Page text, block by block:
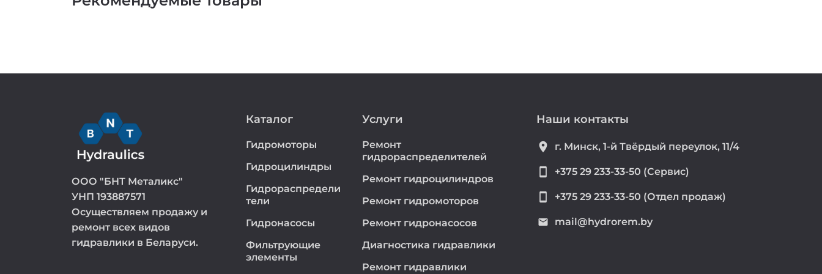
ООО "БНТ Металикс"
УНП 193887571
Осуществляем продажу и
ремонт всех видов
гидравлики в Беларуси.
Каталог
Гидромоторы
Гидроцилиндры
Гидрораспредели
тели
Гидронасосы
Фильтрующие
элементы
Услуги
Ремонт
гидрораспределителей
Ремонт гидроцилиндров
Ремонт гидромоторов
Ремонт гидронасосов
Диагностика гидравлики
Ремонт гидравлики
Наши контакты
location_on г. Минск, 1-й Твёрдый переулок, 11/4
smartphone +375 29 233-33-50 (Сервис)
smartphone +375 29 233-33-50 (Отдел продаж)
email mail@hydrorem.by